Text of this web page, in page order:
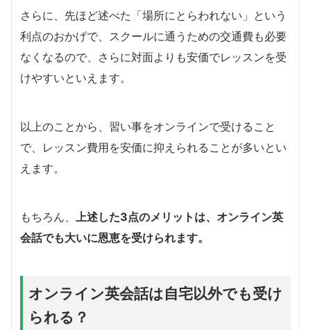
さらに、先ほど述べた「場所にとらわれない」という
利点のおかげで、スクールに通うための交通費も必要
なくなるので、さらに対面よりも安価でレッスンを受
けやすいといえます。
以上のことから、習い事をオンラインで受けること
で、レッスン費用を安価に抑えられることが多いとい
えます。
もちろん、
上述した3点のメリットは、オンライン英
会話でも大いに恩恵を受けられます。
オンライン英会話は自宅以外でも受け
られる？